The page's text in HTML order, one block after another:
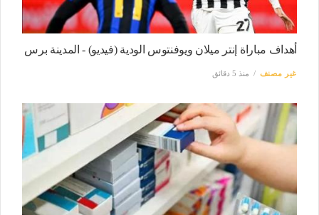
أهداف مباراة إنتر ميلان ويوفنتوس الودية (فيديو) - المدينة برس
غير مصنف منذ 5 دقائق